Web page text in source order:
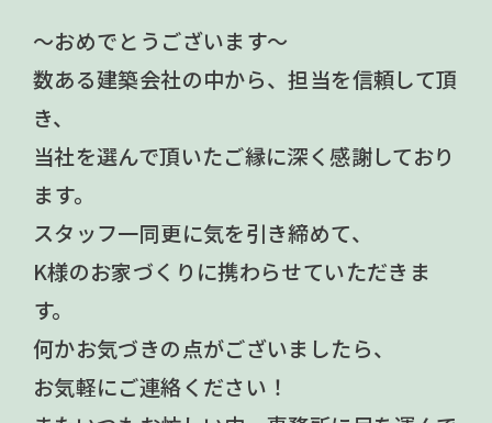
～おめでとうございます～
数ある建築会社の中から、担当を信頼して頂
き、
当社を選んで頂いたご縁に深く感謝しており
ます。
スタッフ一同更に気を引き締めて、
K様のお家づくりに携わらせていただきま
す。
何かお気づきの点がございましたら、
お気軽にご連絡ください！